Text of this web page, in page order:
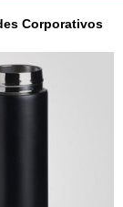
Corporativos